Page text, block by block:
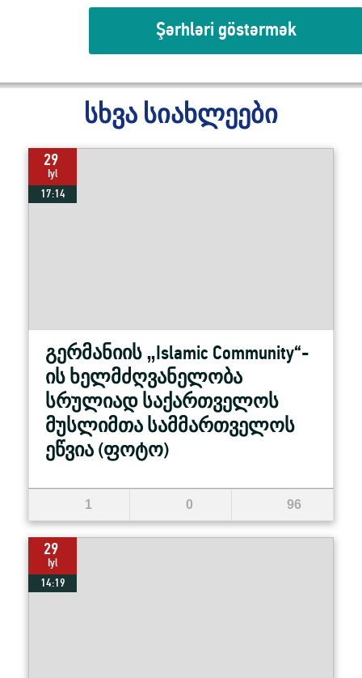
Şərhləri göstərmək
სხვა სიახლეები
29
Iyl
17:14
გერმანიის „Islamic Community“-
ის ხელმძღვანელობა
სრულიად საქართველოს
მუსლიმთა სამმართველოს
ეწვია (ფოტო)
1 0 96
29
Iyl
14:19